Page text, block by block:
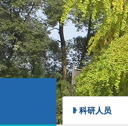
科研人员